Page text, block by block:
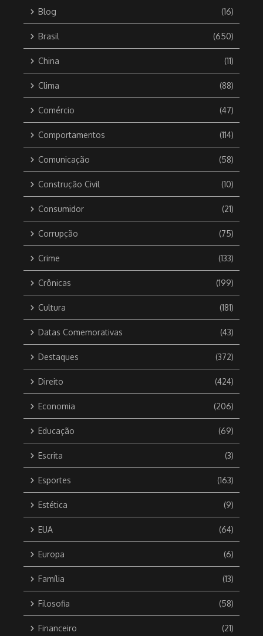
Blog (16)
Brasil (650)
China (11)
Clima (88)
Comércio (47)
Comportamentos (114)
Comunicação (58)
Construção Civil (10)
Consumidor (21)
Corrupção (75)
Crime (133)
Crônicas (199)
Cultura (181)
Datas Comemorativas (43)
Destaques (372)
Direito (424)
Economia (206)
Educação (69)
Escrita (3)
Esportes (163)
Estética (9)
EUA (64)
Europa (6)
Família (13)
Filosofia (58)
Financeiro (21)